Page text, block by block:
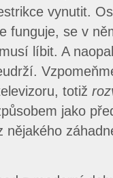
vynutit.
funguje, se v
líbit. A
totiž
jako
nějakého